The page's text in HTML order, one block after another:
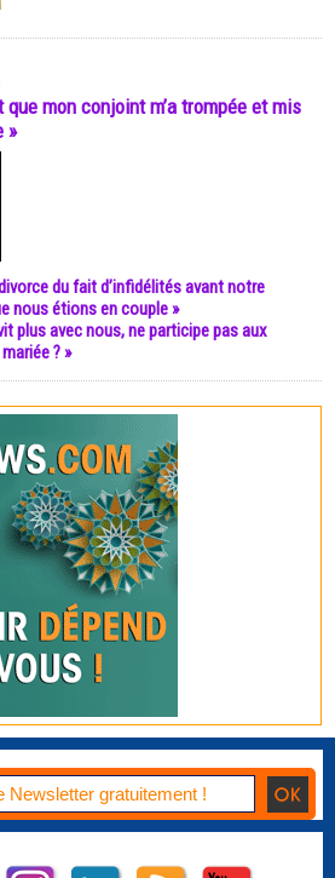
que mon conjoint m’a trompée et mis
»
du fait d’infidélités avant notre
nous étions en couple »
plus avec nous, ne participe pas aux
? »